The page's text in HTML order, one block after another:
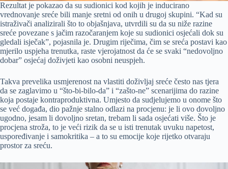
Rezultat je pokazao da su sudionici kod kojih je inducirano
vrednovanje sreće bili manje sretni od onih u drugoj skupini. “Kad su
istraživači analizirali što to objašnjava, utvrdili su da su niže razine
sreće povezane s jačim razočaranjem koje su sudionici osjećali dok su
gledali isječak”, pojasnila je. Drugim riječima, čim se sreća postavi kao
mjerilo uspjeha trenutka, raste vjerojatnost da će se svaki “nedovoljno
dobar” osjećaj doživjeti kao osobni neuspjeh.
Takva prevelika usmjerenost na vlastiti doživljaj sreće često nas tjera
da se zaglavimo u “što-bi-bilo-da” i “zašto-ne” scenarijima do razine
koja postaje kontraproduktivna. Umjesto da sudjelujemo u onome što
se već događa, dio pažnje stalno odlazi na procjenu: je li ovo dovoljno
ugodno, jesam li dovoljno sretan, trebam li sada osjećati više. Što je
procjena stroža, to je veći rizik da se u isti trenutak uvuku napetost,
uspoređivanje i samokritika – a to su emocije koje rijetko otvaraju
prostor za sreću.